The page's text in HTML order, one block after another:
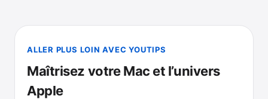
ALLER PLUS LOIN AVEC YOUTIPS
Maîtrisez votre Mac et l’univers
Apple